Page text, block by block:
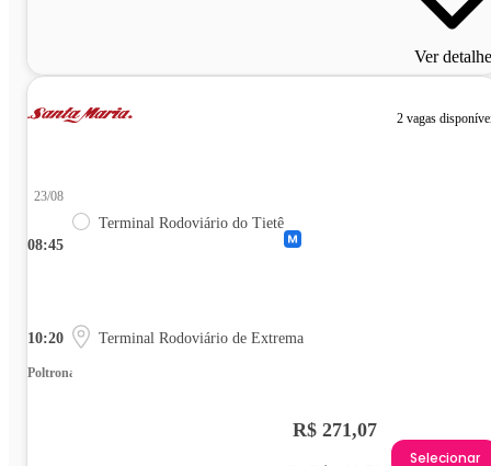
Ver
2 vagas
08:45
23/08
Terminal Rodoviário do Tietê
10:20 Terminal Rodoviário de Extrema
Poltrona
R$ 271,07
Selecionar